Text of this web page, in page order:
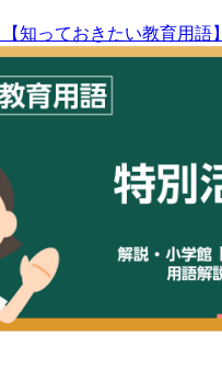
知っておきたい教育用語】